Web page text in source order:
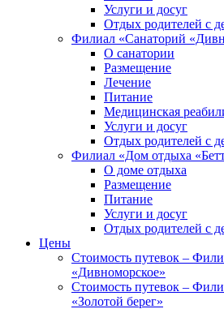
Услуги и досуг
Отдых родителей с
Филиал «Санаторий
О санатории
Размещение
Лечение
Питание
Медицинская
Услуги и досуг
Отдых родителей с
Филиал «Дом отдыха
О доме отдыха
Размещение
Питание
Услуги и досуг
Отдых родителей с
Цены
Стоимость путевок –
«Дивноморское»
Стоимость путевок –
«Золотой берег»